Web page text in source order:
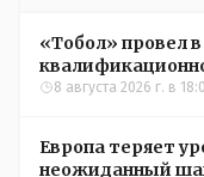
«Тобол» провел
УЕФА
8 августа 2026 г. в
Европа теряет
неожиданный